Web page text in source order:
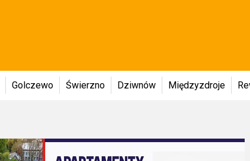
Golczewo Świerzno Dziwnów Międzyzdroje